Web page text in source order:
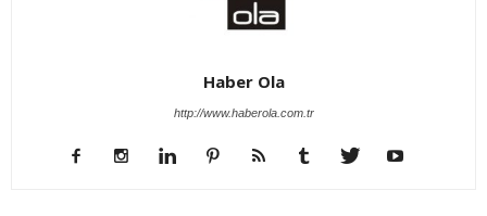
Haber Ola
http://www.haberola.com.tr